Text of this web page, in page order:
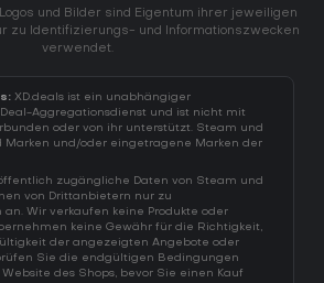
und Bilder sind Eigentum ihrer jeweiligen
zu Identifizierungs- und Informationszwecken
verwendet.
XD.deals ist ein unabhängiger
Aggregationsdienst und ist nicht mit
oder von ihr unterstützt. Steam und
Marken und/oder eingetragene Marken der
zugängliche Daten von Steam und
von Drittanbietern nur zu
an. Wir verkaufen keine Produkte oder
keine Gewähr für die Richtigkeit,
der angezeigten Angebote oder
Sie die endgültigen Bedingungen
des Shops, bevor Sie einen Kauf